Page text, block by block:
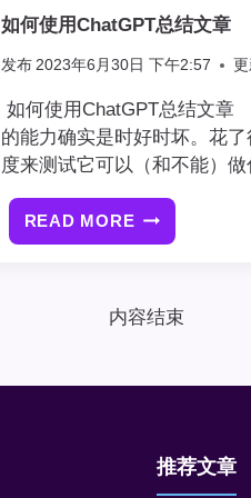
WENT
错
误
如何使用ChatGPT总结文章
发布 2023年6月30日 下午2:57
如何使用ChatGPT总结文
的能力确实是时好时坏。花
度来测试它可以（和不能）
READ MORE 如
何
CHATGPT
文
内容结束
推荐文章